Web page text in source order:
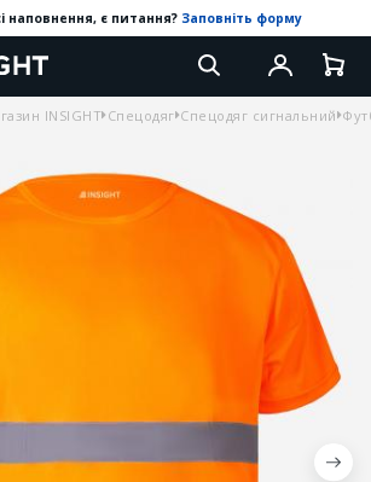
наповнення, є питання? Заповніть форму
INSIGHT Спецодяг Спецодяг сигнальний